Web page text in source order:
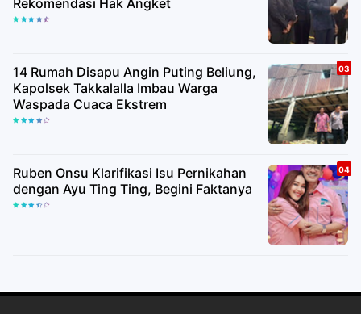
14 Rumah Disapu Angin Puting Beliung,
Kapolsek Takkalalla Imbau Warga
Waspada Cuaca Ekstrem
Ruben Onsu Klarifikasi Isu Pernikahan
dengan Ayu Ting Ting, Begini Faktanya